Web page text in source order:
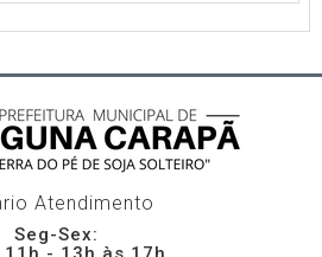
Atendimento
Seg-Sex: